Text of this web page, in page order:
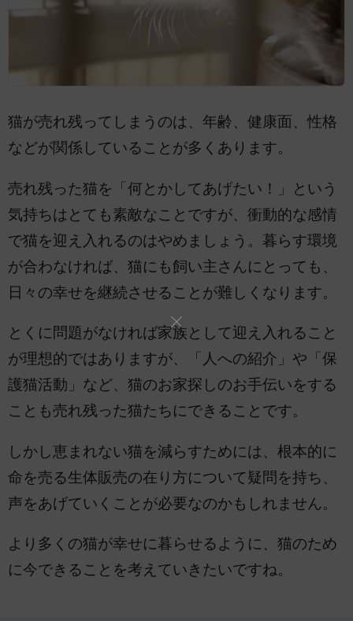
猫が売れ残ってしまうのは、年齢、健康面、性格
などが関係していることが多くあります。
売れ残った猫を「何とかしてあげたい！」という
気持ちはとても素敵なことですが、衝動的な感情
で猫を迎え入れるのはやめましょう。暮らす環境
が合わなければ、猫にも飼い主さんにとっても、
日々の幸せを継続させることが難しくなります。
とくに問題がなければ家族として迎え入れること
が理想的ではありますが、「人への紹介」や「保
護猫活動」など、猫のお家探しのお手伝いをする
ことも売れ残った猫たちにできることです。
しかし恵まれない猫を減らすためには、根本的に
命を売る生体販売の在り方について疑問を持ち、
声をあげていくことが必要なのかもしれません。
より多くの猫が幸せに暮らせるように、猫のため
に今できることを考えていきたいですね。